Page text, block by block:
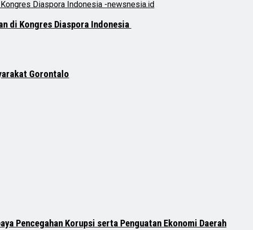
di Kongres Diaspora Indonesia
Gorontalo
Pencegahan Korupsi serta Penguatan Ekonomi Daerah